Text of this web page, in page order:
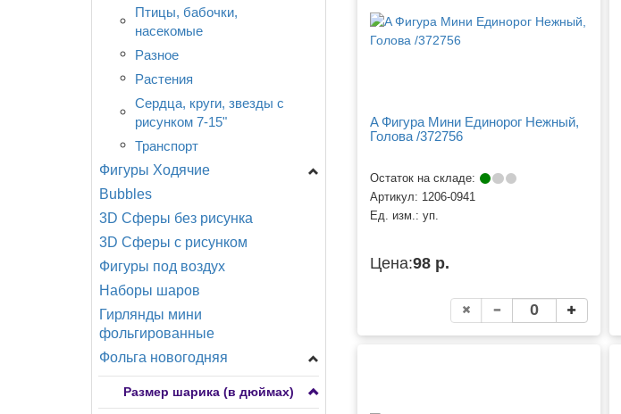
Разное
Растения
Транспорт
Птицы, бабочки,
насекомые
Разное
Растения
Сердца, круги, звезды с
рисунком 7-15"
Транспорт
Фигуры Ходячие
A -Анаграмм
CN -Китай
Разное
Bubbles
3D Сферы без рисунка
3D Сферы с рисунком
Фигуры под воздух
Наборы шаров
Гирлянды мини
фольгированные
Фольга новогодняя
Фигуры мини
Фигуры большие
Размер шарика (в дюймах)
A Фигура Мини Единорог Нежный,
Голова /372756
Остаток на складе:
Артикул: 1206-0941
Ед. изм.: уп.
Цена:98 р.